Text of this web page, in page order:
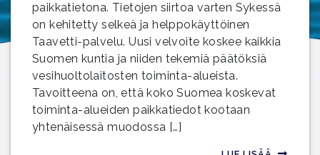
paikkatietona. Tietojen siirtoa varten Sykessä
on kehitetty selkeä ja helppokäyttöinen
Taavetti-palvelu. Uusi velvoite koskee kaikkia
Suomen kuntia ja niiden tekemiä päätöksiä
vesihuoltolaitosten toiminta-alueista.
Tavoitteena on, että koko Suomea koskevat
toiminta-alueiden paikkatiedot kootaan
yhtenäisessä muodossa […]